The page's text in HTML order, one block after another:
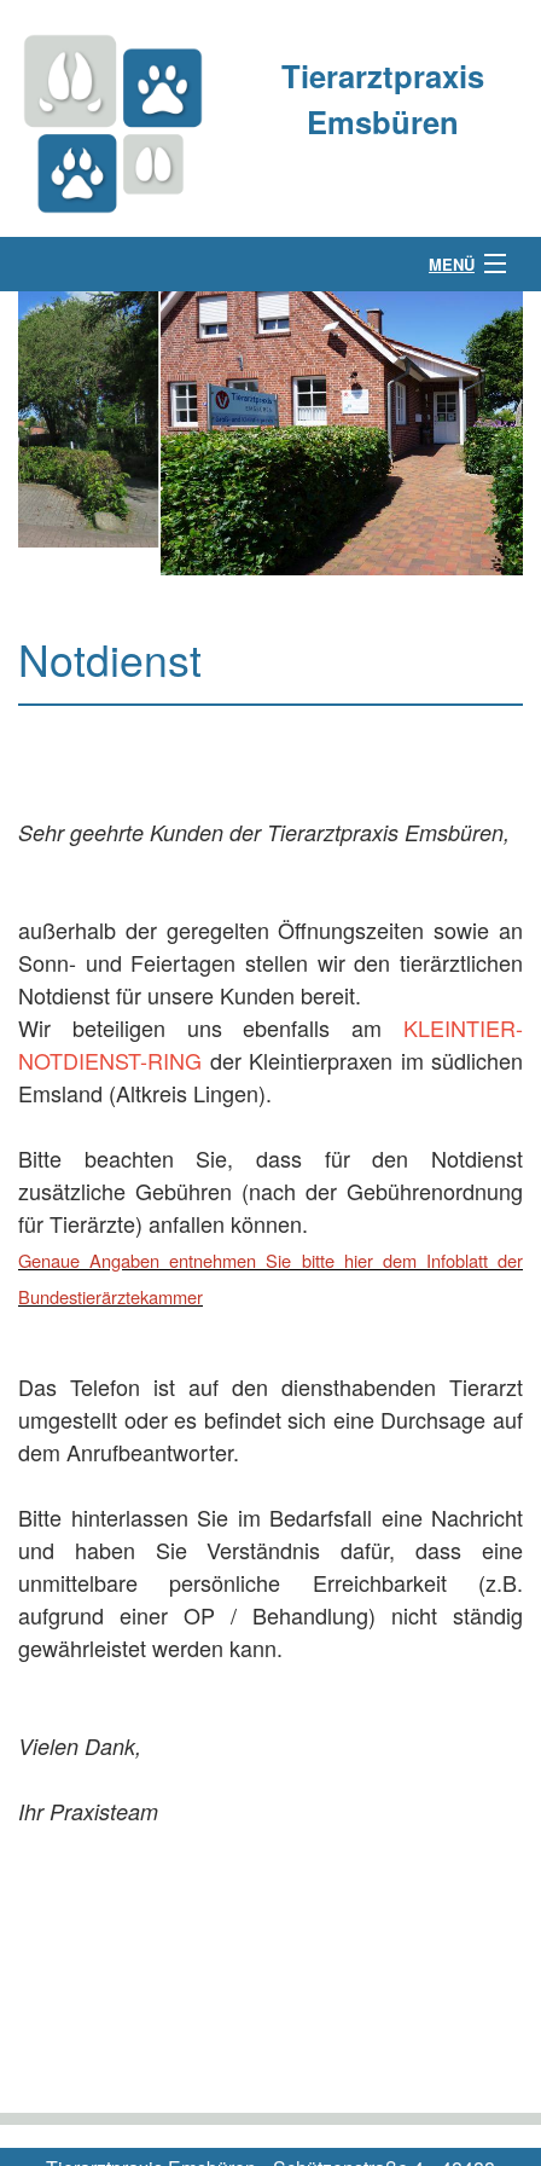
Tierarztpraxis
Emsbüren
MENÜ
Über uns
Kleintierpraxis
Großtierpraxis
Kontakt & Anfahrt
Notdienst
Sehr geehrte Kunden der Tierarztpraxis Emsbüren,
außerhalb der geregelten Öffnungszeiten sowie an
Sonn- und Feiertagen stellen wir den tierärztlichen
Notdienst für unsere Kunden bereit.
Wir beteiligen uns ebenfalls am KLEINTIER-
NOTDIENST-RING der Kleintierpraxen im südlichen
Emsland (Altkreis Lingen).
Bitte beachten Sie, dass für den Notdienst
zusätzliche Gebühren (nach der Gebührenordnung
für Tierärzte) anfallen können.
Genaue Angaben entnehmen Sie bitte hier dem Infoblatt der
Bundestierärztekammer
Das Telefon ist auf den diensthabenden Tierarzt
umgestellt oder es befindet sich eine Durchsage auf
dem Anrufbeantworter.
Bitte hinterlassen Sie im Bedarfsfall eine Nachricht
und haben Sie Verständnis dafür, dass eine
unmittelbare persönliche Erreichbarkeit (z.B.
aufgrund einer OP / Behandlung) nicht ständig
gewährleistet werden kann.
Vielen Dank,
Ihr Praxisteam